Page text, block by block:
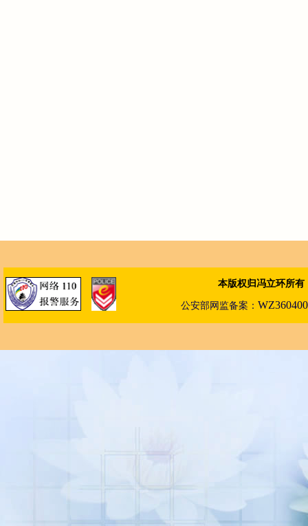
本版权归冯立环所
公安部网 监备案：